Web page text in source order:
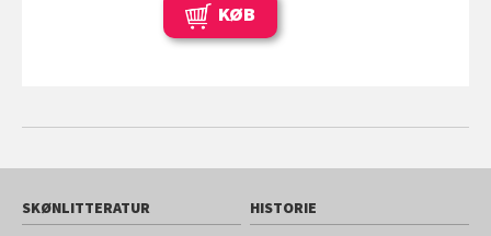
KØB
SKØNLITTERATUR
HISTORIE